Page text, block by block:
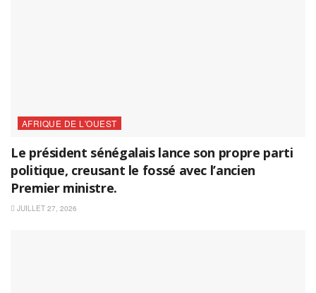
AFRIQUE DE L'OUEST
Le président sénégalais lance son propre parti
politique, creusant le fossé avec l’ancien
Premier ministre.
JUILLET 27, 2026